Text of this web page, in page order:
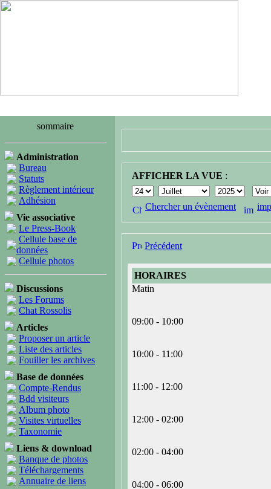
sommaire
Administration
Bureau
Statuts
Règlement intérieur
Adhésion
Vie associative
Le Press-Book
Cellule base de
données
Cellule photos
Discussions
Les Forums
Chat Rossolis
Articles
Proposer un article
Liste des articles
Fouiller les archives
Base de données
Compte-Rendus
Bdd visiteurs
Album photo
Visites virtuelles
Taxonomie
Liens & download
Banque de photos
Téléchargements
Annuaire de liens
AFFICHER LA VUE :
Chercher un évènement
Précédent
HORAIRES
Matin
09:00 - 10:00
10:00 - 11:00
11:00 - 12:00
12:00 - 02:00
02:00 - 04:00
04:00 - 06:00